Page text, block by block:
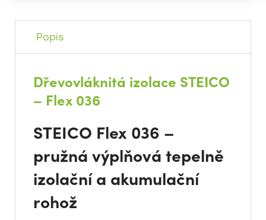
Popis
Dřevovláknitá izolace STEICO
– Flex 036
STEICO Flex 036 –
pružná výplňová tepelně
izolační a akumulační
rohož